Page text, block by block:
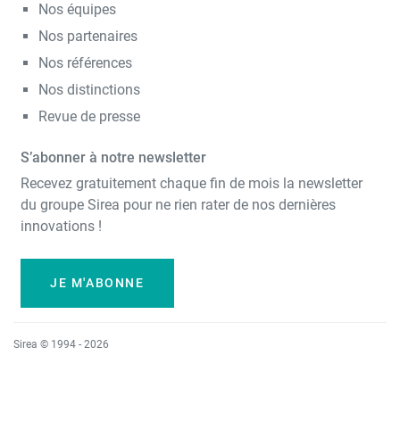
Nos équipes
Nos partenaires
Nos références
Nos distinctions
Revue de presse
S’abonner à notre newsletter
Recevez gratuitement chaque fin de mois la newsletter
du groupe Sirea pour ne rien rater de nos dernières
innovations !
JE M'ABONNE
Sirea © 1994 - 2026